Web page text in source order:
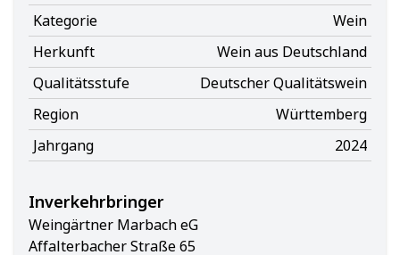
Kategorie
Wein
Herkunft
Wein aus Deutschland
Qualitätsstufe
Deutscher Qualitätswein
Region
Württemberg
Jahrgang
2024
Inverkehrbringer
Weingärtner Marbach eG
Affalterbacher Straße 65